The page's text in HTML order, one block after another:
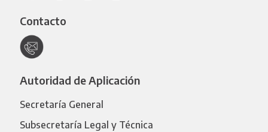
Contacto
Autoridad de Aplicación
Secretaría General
Subsecretaría Legal y Técnica